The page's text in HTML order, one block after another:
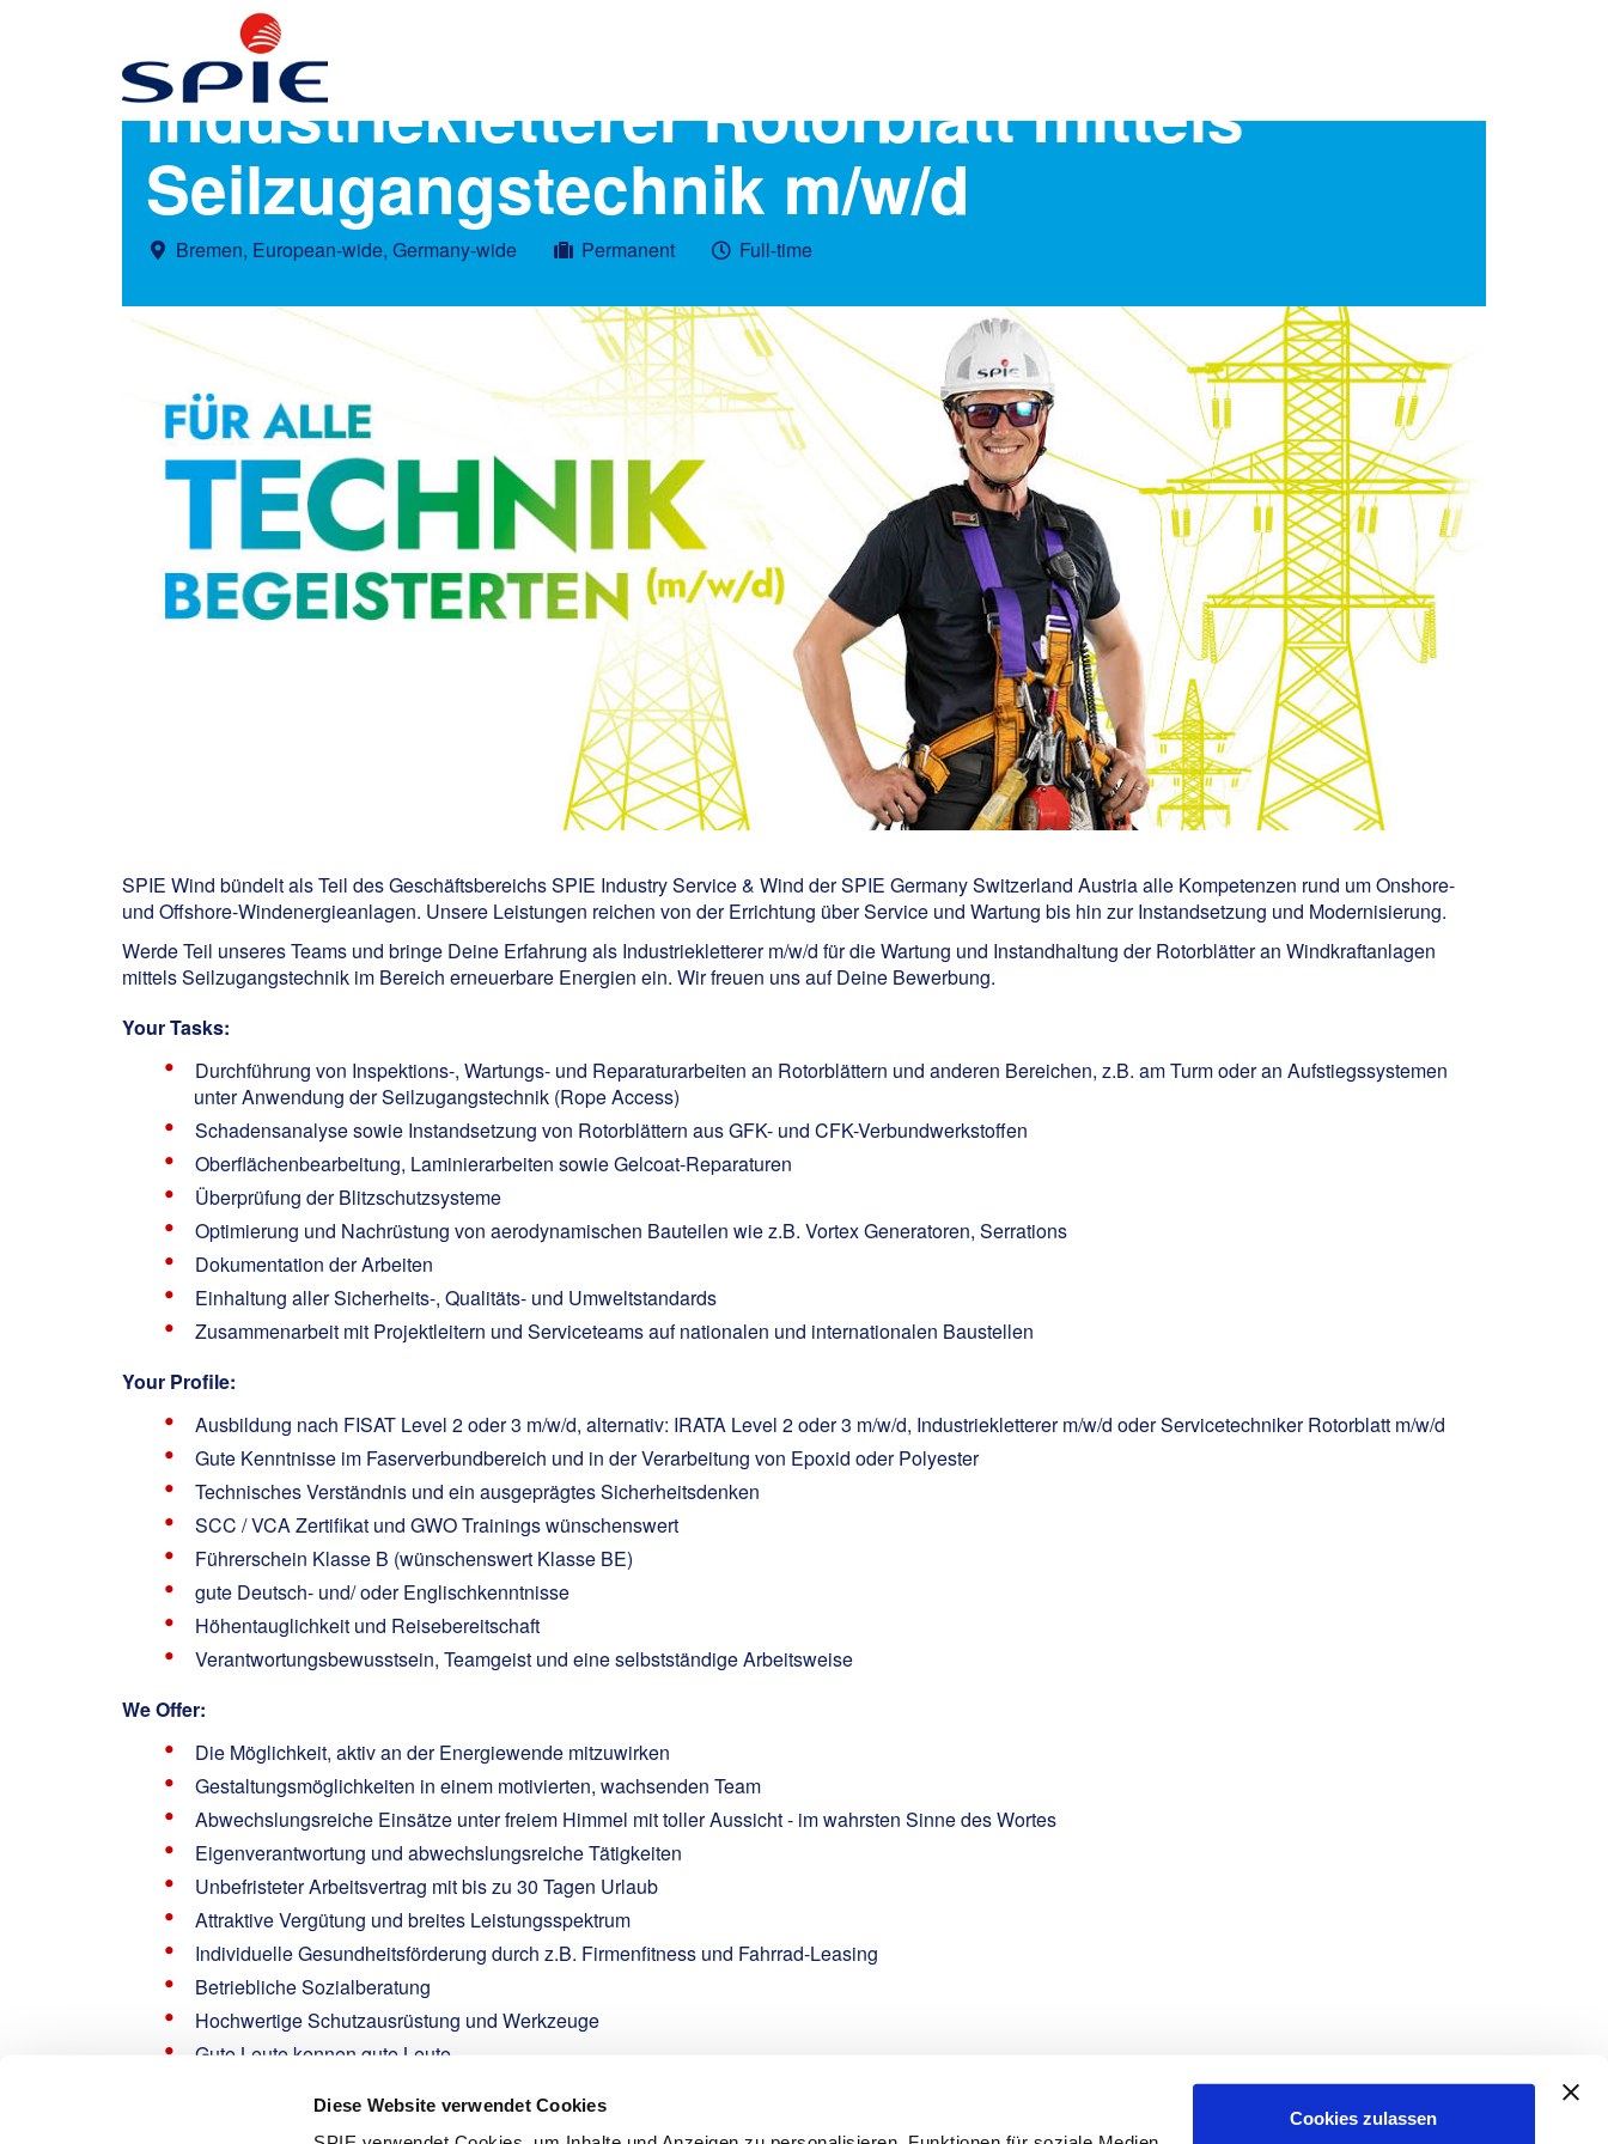
Diese Website verwendet Cookies
Cookies zulassen
Industriekletterer Rotorblatt mittels
Seilzugangstechnik m/w/d
Bremen, European-wide, Germany-wide Permanent Full-time
SPIE Wind bündelt als Teil des Geschäftsbereichs SPIE Industry Service & Wind der SPIE Germany Switzerland Austria alle Kompetenzen rund um Onshore-
und Offshore-Windenergieanlagen. Unsere Leistungen reichen von der Errichtung über Service und Wartung bis hin zur Instandsetzung und Modernisierung.
Werde Teil unseres Teams und bringe Deine Erfahrung als Industriekletterer m/w/d für die Wartung und Instandhaltung der Rotorblätter an Windkraftanlagen
mittels Seilzugangstechnik im Bereich erneuerbare Energien ein. Wir freuen uns auf Deine Bewerbung.
Your Tasks:
Durchführung von Inspektions-, Wartungs- und Reparaturarbeiten an Rotorblättern und anderen Bereichen, z.B. am Turm oder an Aufstiegssystemen
unter Anwendung der Seilzugangstechnik (Rope Access)
Schadensanalyse sowie Instandsetzung von Rotorblättern aus GFK- und CFK-Verbundwerkstoffen
Oberflächenbearbeitung, Laminierarbeiten sowie Gelcoat-Reparaturen
Überprüfung der Blitzschutzsysteme
Optimierung und Nachrüstung von aerodynamischen Bauteilen wie z.B. Vortex Generatoren, Serrations
Dokumentation der Arbeiten
Einhaltung aller Sicherheits-, Qualitäts- und Umweltstandards
Zusammenarbeit mit Projektleitern und Serviceteams auf nationalen und internationalen Baustellen
Your Profile:
Ausbildung nach FISAT Level 2 oder 3 m/w/d, alternativ: IRATA Level 2 oder 3 m/w/d, Industriekletterer m/w/d oder Servicetechniker Rotorblatt m/w/d
Gute Kenntnisse im Faserverbundbereich und in der Verarbeitung von Epoxid oder Polyester
Technisches Verständnis und ein ausgeprägtes Sicherheitsdenken
SCC / VCA Zertifikat und GWO Trainings wünschenswert
Führerschein Klasse B (wünschenswert Klasse BE)
gute Deutsch- und/ oder Englischkenntnisse
Höhentauglichkeit und Reisebereitschaft
Verantwortungsbewusstsein, Teamgeist und eine selbstständige Arbeitsweise
We Offer:
Die Möglichkeit, aktiv an der Energiewende mitzuwirken
Gestaltungsmöglichkeiten in einem motivierten, wachsenden Team
Abwechslungsreiche Einsätze unter freiem Himmel mit toller Aussicht - im wahrsten Sinne des Wortes
Eigenverantwortung und abwechslungsreiche Tätigkeiten
Unbefristeter Arbeitsvertrag mit bis zu 30 Tagen Urlaub
Attraktive Vergütung und breites Leistungsspektrum
Individuelle Gesundheitsförderung durch z.B. Firmenfitness und Fahrrad-Leasing
Betriebliche Sozialberatung
Hochwertige Schutzausrüstung und Werkzeuge
Gute Leute kennen gute Leute